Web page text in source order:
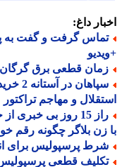
داغ:
گرفت و گفت به
قطعی برق گرگان امروز دوشنبه 19
سپاهان در
و مهاجم تراکتور
راز 15 روز بی خبری
زن بلاگر چگونه رقم خورد؟
پرسپولیس برای
قطعی پرسپولیس و